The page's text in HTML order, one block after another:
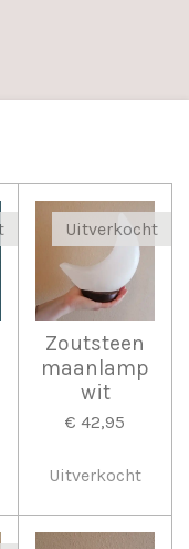
Uitverkocht
Zoutsteen
maanlamp
wit
€ 42,95
Uitverkocht